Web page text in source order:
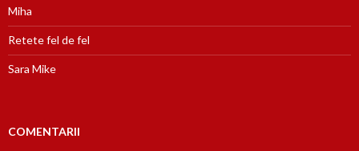
Miha
Retete fel de fel
Sara Mike
COMENTARII